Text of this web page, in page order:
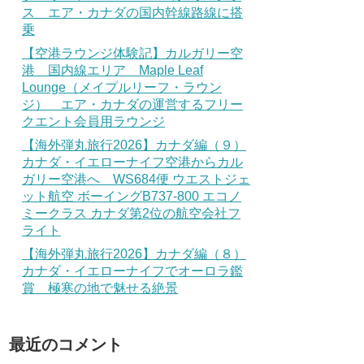
ス エア・カナダの国内幹線路線に搭
乗
【空港ラウンジ体験記】カルガリー空
港 国内線エリア Maple Leaf
Lounge（メイプルリーフ・ラウン
ジ） エア・カナダの運営するフリー
クエント会員用ラウンジ
【海外弾丸旅行2026】カナダ編（９）
カナダ・イエローナイフ空港からカル
ガリー空港へ WS684便 ウエストジェ
ット航空 ボーイングB737-800 エコノ
ミークラス カナダ第2位の航空会社フ
ライト
【海外弾丸旅行2026】カナダ編（８）
カナダ・イエローナイフでオーロラ鑑
賞 極寒の地で魅せる絶景
最近のコメント